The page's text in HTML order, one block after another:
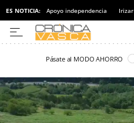
ES NOTICIA: Apoyo independencia Irizar
Pásate al MODO AHORRO